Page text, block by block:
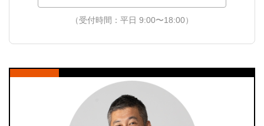
（受付時間：平日 9:00〜18:00）